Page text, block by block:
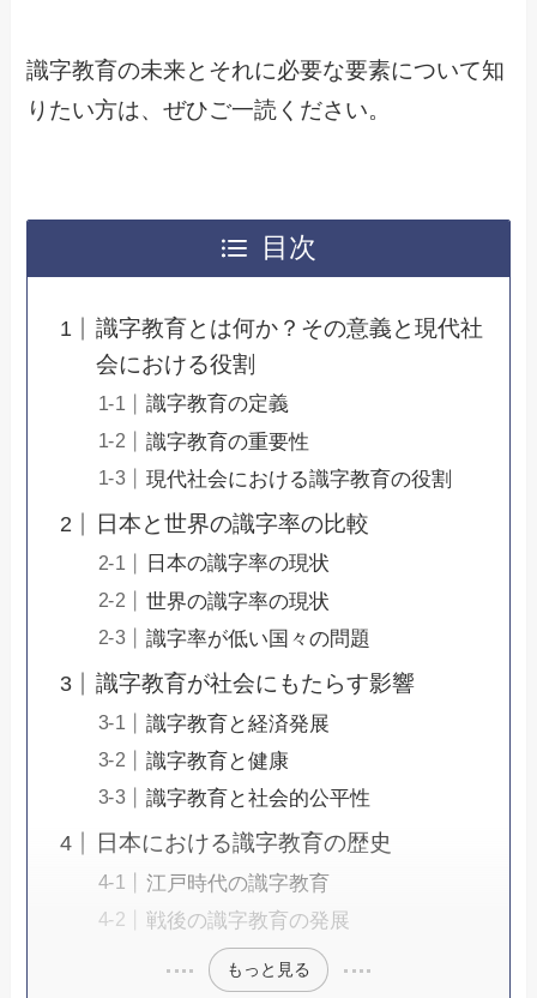
識字教育の未来とそれに必要な要素について知
りたい方は、ぜひご一読ください。
目次
識字教育とは何か？その意義と現代社
会における役割
識字教育の定義
識字教育の重要性
現代社会における識字教育の役割
日本と世界の識字率の比較
日本の識字率の現状
世界の識字率の現状
識字率が低い国々の問題
識字教育が社会にもたらす影響
識字教育と経済発展
識字教育と健康
識字教育と社会的公平性
日本における識字教育の歴史
江戸時代の識字教育
戦後の識字教育の発展
もっと見る